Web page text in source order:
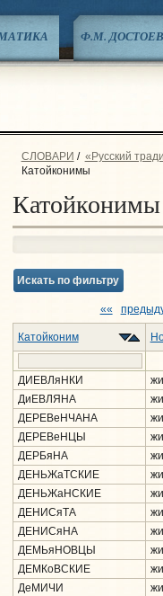
Ф.М.
СЛОВАРИ / «Русский
Катойконимы
Катойконимы
Искать по фильтру
««
Катойконим
ДИЕВЛяНКИ
ДиЕВЛЯНА
ДЕРЕВеНЧАНА
ДЕРЕВеНЦЫ
ДЕРБяНА
ДЕНЬЖаТСКИЕ
ДЕНЬЖаНСКИЕ
ДЕНИСяТА
ДЕНИСяНА
ДЕМЬяНОВЦЫ
ДЕМКоВСКИЕ
ДеМИЧИ